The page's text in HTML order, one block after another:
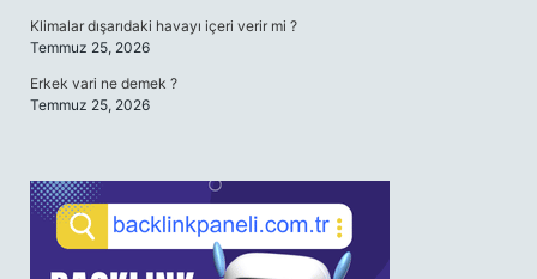
Klimalar dışarıdaki havayı içeri verir mi ?
Temmuz 25, 2026
Erkek vari ne demek ?
Temmuz 25, 2026